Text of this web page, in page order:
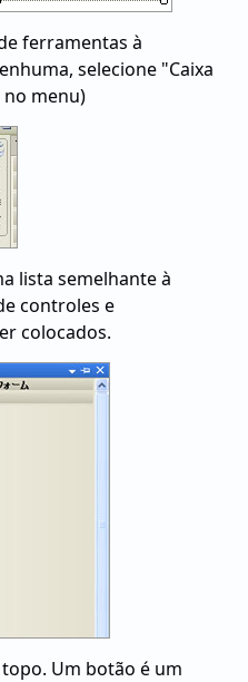
ferramentas à
selecione "Caixa
menu)
lista semelhante à
controles e
colocados.
Um botão é um